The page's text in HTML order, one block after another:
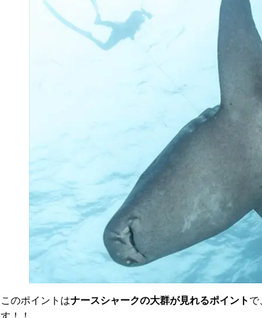
このポイントはナースシャークの大群が見れるポイント で